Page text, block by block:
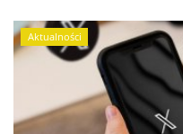
Aktualności